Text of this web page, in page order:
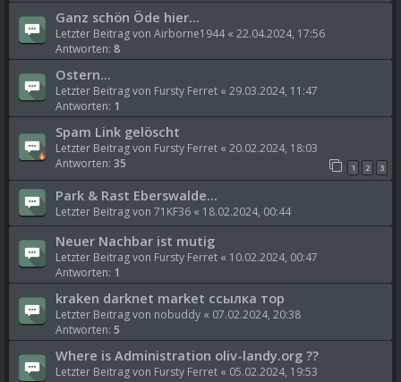
Ganz schön Öde hier...
Letzter Beitrag von Airborne1944 « 22.04.2024, 17:56
Antworten: 8
Ostern...
Letzter Beitrag von Fursty Ferret « 29.03.2024, 11:47
Antworten: 1
Spam Link gelöscht
Letzter Beitrag von Fursty Ferret « 20.02.2024, 18:03
Antworten: 35 1 2 3
Park & Rast Eberswalde...
Letzter Beitrag von 71KF36 « 18.02.2024, 00:44
Neuer Nachbar ist mutig
Letzter Beitrag von Fursty Ferret « 10.02.2024, 00:47
Antworten: 1
kraken darknet market ссылка тор
Letzter Beitrag von nobuddy « 07.02.2024, 20:38
Antworten: 5
Where is Administration oliv-landy.org ??
Letzter Beitrag von Fursty Ferret « 05.02.2024, 19:53